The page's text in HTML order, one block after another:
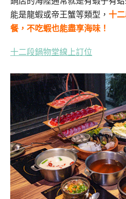
能是龍蝦或帝王蟹等類型， 十
餐，不吃蝦也能盡享海味！
十二段鍋物堂線上訂位